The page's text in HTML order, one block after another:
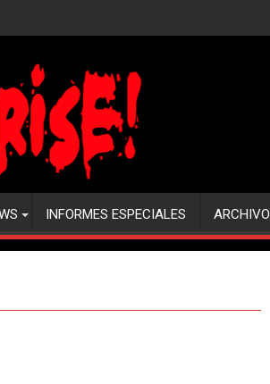
INFORMES ESPECIALES ARCHIVO